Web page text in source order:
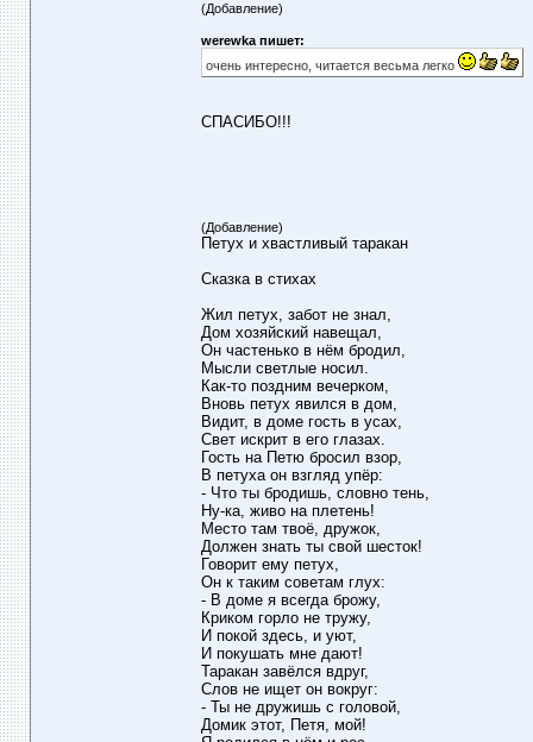
(Добавление)
werewka пишет:
очень интересно, читается весьма легко
СПАСИБО!!!
(Добавление)
Петух и хвастливый таракан
Сказка в стихах
Жил петух, забот не знал,
Дом хозяйский навещал,
Он частенько в нём бродил,
Мысли светлые носил.
Как-то поздним вечерком,
Вновь петух явился в дом,
Видит, в доме гость в усах,
Свет искрит в его глазах.
Гость на Петю бросил взор,
В петуха он взгляд упёр:
- Что ты бродишь, словно тень,
Ну-ка, живо на плетень!
Место там твоё, дружок,
Должен знать ты свой шесток!
Говорит ему петух,
Он к таким советам глух:
- В доме я всегда брожу,
Криком горло не тружу,
И покой здесь, и уют,
И покушать мне дают!
Таракан завёлся вдруг,
Слов не ищет он вокруг:
- Ты не дружишь с головой,
Домик этот, Петя, мой!